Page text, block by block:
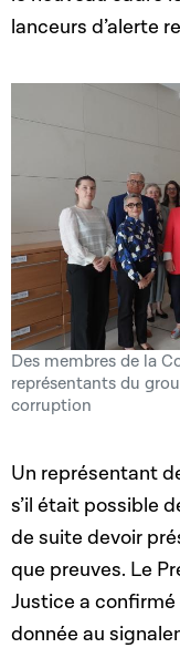
lanceurs d’alerte
Des membres de la
représentants du
corruption
Un représentant
s’il était possible
de suite devoir
que preuves. Le
Justice a
donnée au